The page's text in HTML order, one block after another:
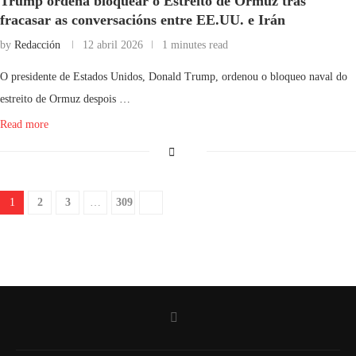
fracasar as conversacións entre EE.UU. e Irán
by Redacción 12 abril 2026 1 minutes read
O presidente de Estados Unidos, Donald Trump, ordenou o bloqueo naval do
estreito de Ormuz despois …
Read more
1 2 3 309